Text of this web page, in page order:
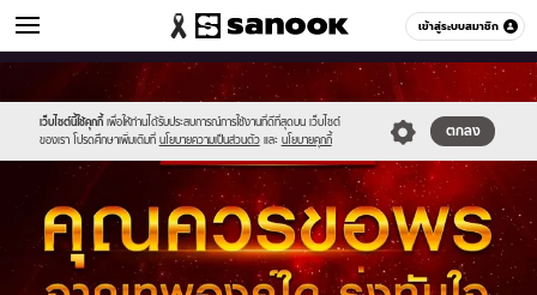
เข้าสู่ระบบสมาชิก
ดูดวง หมวดอื่นๆ
เว็บไซต์นี้ใช้คุกกี้ เพื่อให้ท่านได้รับประสบการณ์การใช้งานที่ดีที่สุดบน เว็บไซต์
ของเรา โปรดศึกษาเพิ่มเติมที่ นโยบายความเป็นส่วนตัว และ นโยบายคุกกี้
ตกลง
Sanook
//s.isanook.com/sr/0/images/logo-
new-
sanook.png
//s.isanook.com/ho/0/ud/56/284591/sanook_thumbnail_1200x720-
2.jpg